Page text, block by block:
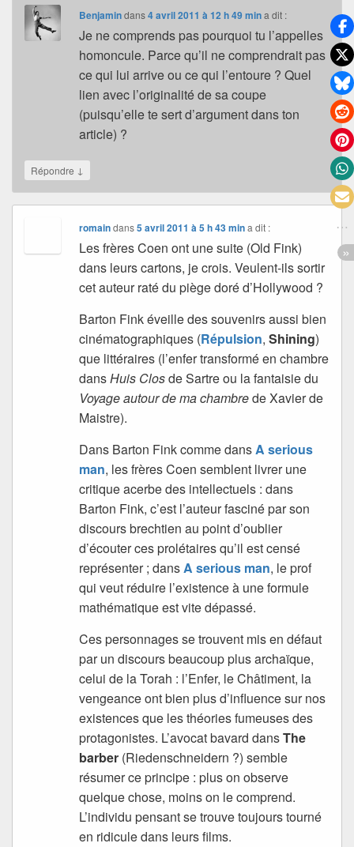
Benjamindans4 avril 2011 à 12 h 49 min a dit :
Je ne comprends pas pourquoi tu l’appelles
homoncule. Parce qu’il ne comprendrait pas
ce qui lui arrive ou ce qui l’entoure ? Quel
lien avec l’originalité de sa coupe
(puisqu’elle te sert d’argument dans ton
article) ?
Répondre ↓
romaindans5 avril 2011 à 5 h 43 min a dit :
Les frères Coen ont une suite (Old Fink)
dans leurs cartons, je crois. Veulent-ils sortir
cet auteur raté du piège doré d’Hollywood ?
Barton Fink éveille des souvenirs aussi bien
cinématographiques (Répulsion,Shining)
que littéraires (l’enfer transformé en chambre
dansHuis Closde Sartre ou la fantaisie du
Voyage autour de ma chambrede Xavier de
Maistre).
Dans Barton Fink comme dansA serious
man, les frères Coen semblent livrer une
critique acerbe des intellectuels : dans
Barton Fink, c’est l’auteur fasciné par son
discours brechtien au point d’oublier
d’écouter ces prolétaires qu’il est censé
représenter ; dansA serious man, le prof
qui veut réduire l’existence à une formule
mathématique est vite dépassé.
Ces personnages se trouvent mis en défaut
par un discours beaucoup plus archaïque,
celui de la Torah : l’Enfer, le Châtiment, la
vengeance ont bien plus d’influence sur nos
existences que les théories fumeuses des
protagonistes. L’avocat bavard dansThe
barber (Riedenschneidern ?) semble
résumer ce principe : plus on observe
quelque chose, moins on le comprend.
L’individu pensant se trouve toujours tourné
en ridicule dans leurs films.